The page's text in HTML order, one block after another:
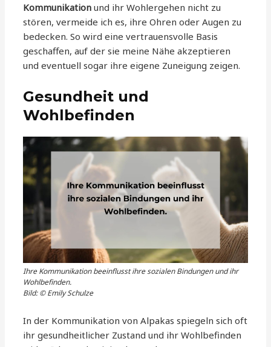
Kommunikation und ihr Wohlergehen nicht zu
stören, vermeide ich es, ihre Ohren oder Augen zu
bedecken. So wird eine vertrauensvolle Basis
geschaffen, auf der sie meine Nähe akzeptieren
und eventuell sogar ihre eigene Zuneigung zeigen.
Gesundheit und
Wohlbefinden
Ihre Kommunikation beeinflusst ihre sozialen Bindungen und ihr
Wohlbefinden.
Bild: © Emily Schulze
In der Kommunikation von Alpakas spiegeln sich oft
ihr gesundheitlicher Zustand und ihr Wohlbefinden